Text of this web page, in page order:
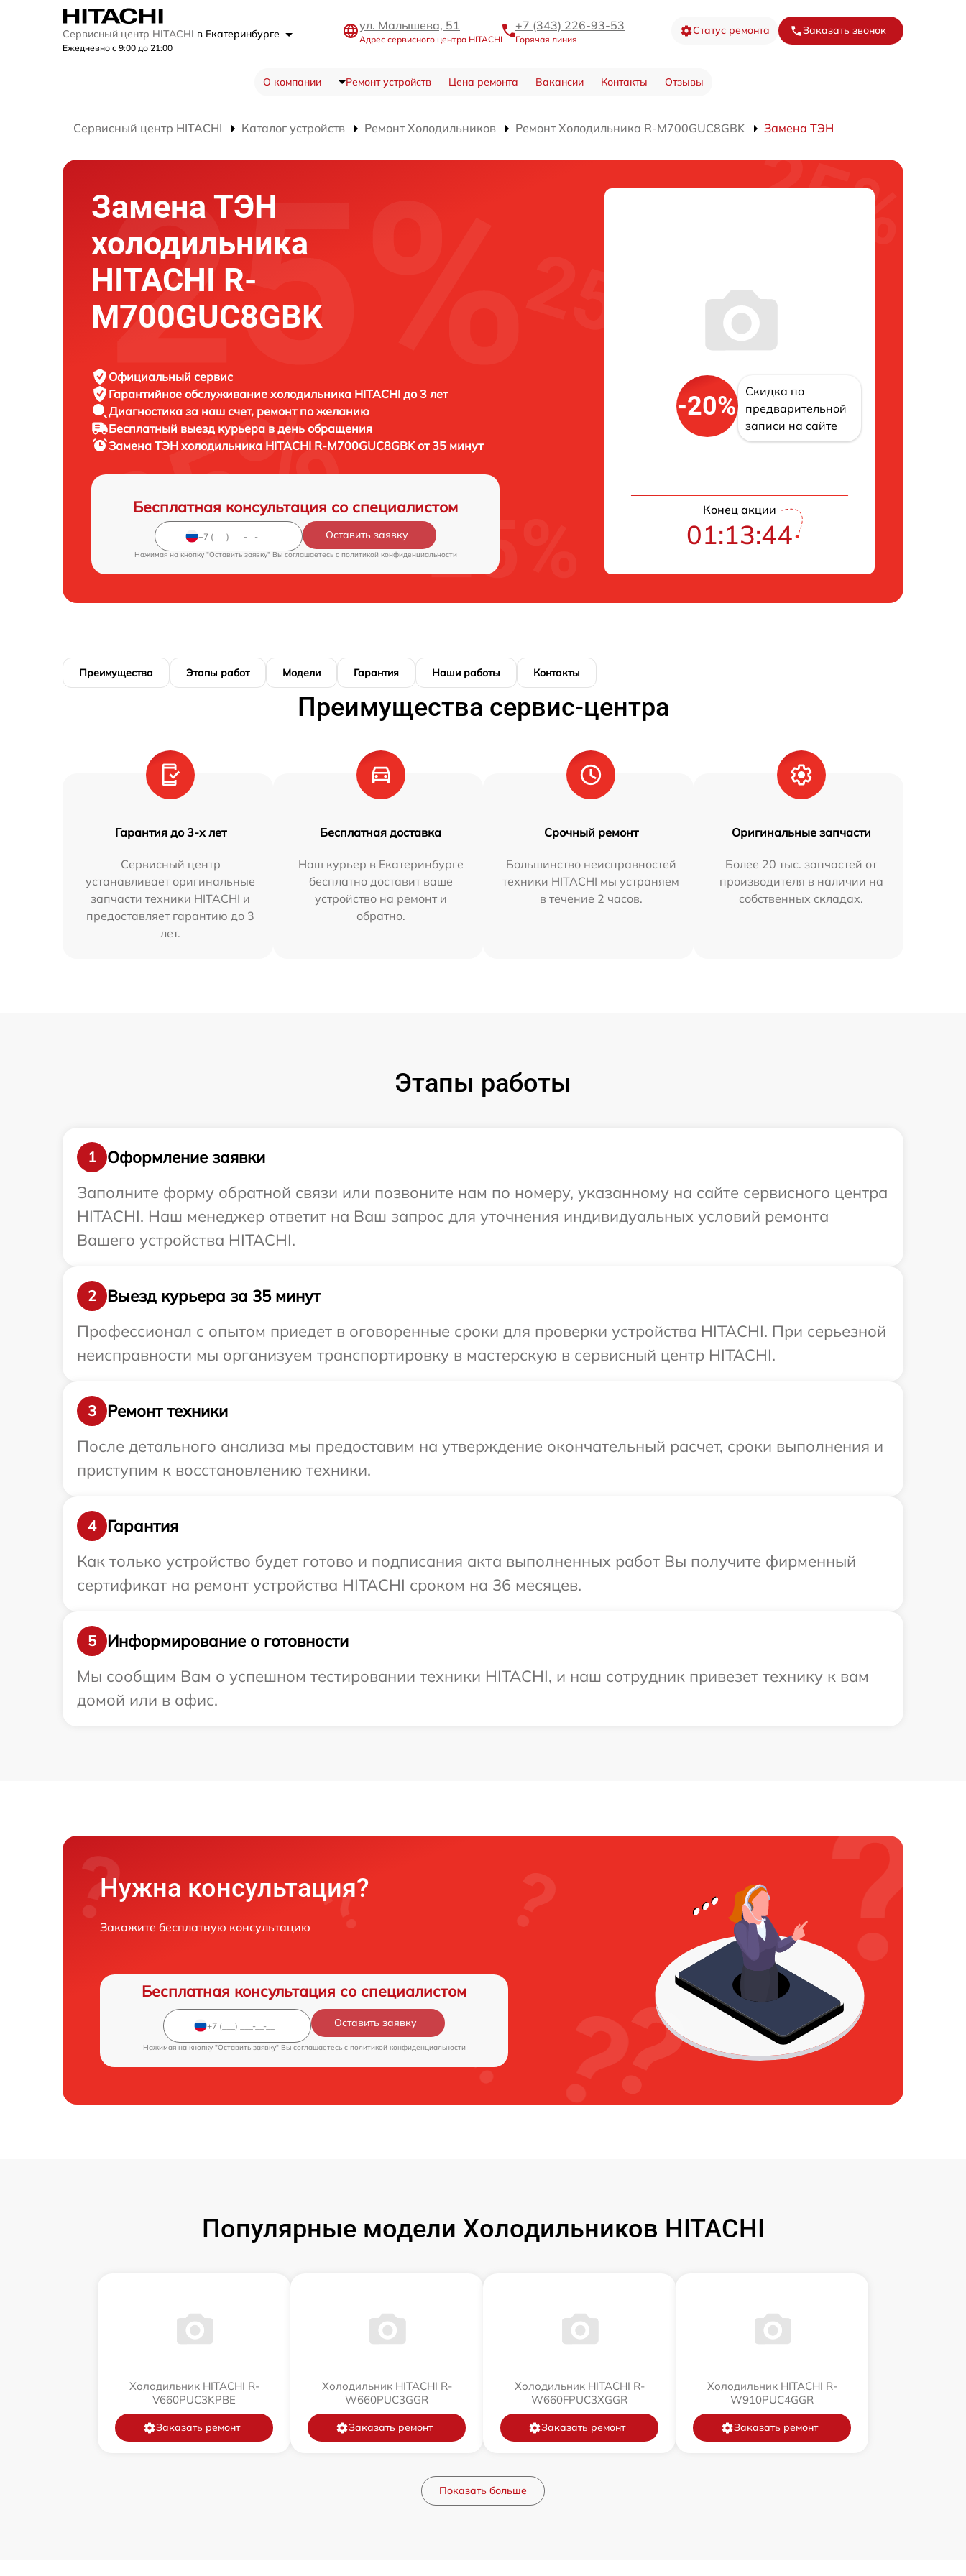
Сервисный центр HITACHI в Екатеринбурге
Ежедневно с 9:00 до 21:00
ул. Малышева, 51
Адрес сервисного центра HITACHI
+7 (343) 226-93-53
Горячая линия
Статус ремонта Заказать звонок
О компании Ремонт устройств Цена ремонта Вакансии Контакты Отзывы
Сервисный центр HITACHI Каталог устройств Ремонт Холодильников Ремонт Холодильника R-M700GUC8GBK Замена ТЭН
Замена ТЭН
холодильника
HITACHI R-
M700GUC8GBK
Официальный сервис
Гарантийное обслуживание холодильника HITACHI до 3 лет
Диагностика за наш счет, ремонт по желанию
Бесплатный выезд курьера в день обращения
Замена ТЭН холодильника HITACHI R-M700GUC8GBK от 35 минут
Бесплатная консультация со специалистом
Оставить заявку
Нажимая на кнопку "Оставить заявку" Вы соглашаетесь c политикой конфиденциальности
-20%
Скидка по
предварительной
записи на сайте
Конец акции
01:13:42
Преимущества Этапы работ Модели Гарантия Наши работы Контакты
Преимущества сервис-центра
Гарантия до 3-х лет
Сервисный центр
устанавливает оригинальные
запчасти техники HITACHI и
предоставляет гарантию до 3
лет.
Бесплатная доставка
Наш курьер в Екатеринбурге
бесплатно доставит ваше
устройство на ремонт и
обратно.
Срочный ремонт
Большинство неисправностей
техники HITACHI мы устраняем
в течение 2 часов.
Оригинальные запчасти
Более 20 тыс. запчастей от
производителя в наличии на
собственных складах.
Этапы работы
1
Оформление заявки
Заполните форму обратной связи или позвоните нам по номеру, указанному на сайте сервисного центра
HITACHI. Наш менеджер ответит на Ваш запрос для уточнения индивидуальных условий ремонта
Вашего устройства HITACHI.
2
Выезд курьера за 35 минут
Профессионал с опытом приедет в оговоренные сроки для проверки устройства HITACHI. При серьезной
неисправности мы организуем транспортировку в мастерскую в сервисный центр HITACHI.
3
Ремонт техники
После детального анализа мы предоставим на утверждение окончательный расчет, сроки выполнения и
приступим к восстановлению техники.
4
Гарантия
Как только устройство будет готово и подписания акта выполненных работ Вы получите фирменный
сертификат на ремонт устройства HITACHI сроком на 36 месяцев.
5
Информирование о готовности
Мы сообщим Вам о успешном тестировании техники HITACHI, и наш сотрудник привезет технику к вам
домой или в офис.
Нужна консультация?
Закажите бесплатную консультацию
Бесплатная консультация со специалистом
Оставить заявку
Нажимая на кнопку "Оставить заявку" Вы соглашаетесь c политикой конфиденциальности
Популярные модели Холодильников HITACHI
Холодильник HITACHI R-
V660PUC3KPBE
Заказать ремонт
Холодильник HITACHI R-
W660PUC3GGR
Заказать ремонт
Холодильник HITACHI R-
W660FPUC3XGGR
Заказать ремонт
Холодильник HITACHI R-
W910PUC4GGR
Заказать ремонт
Показать больше